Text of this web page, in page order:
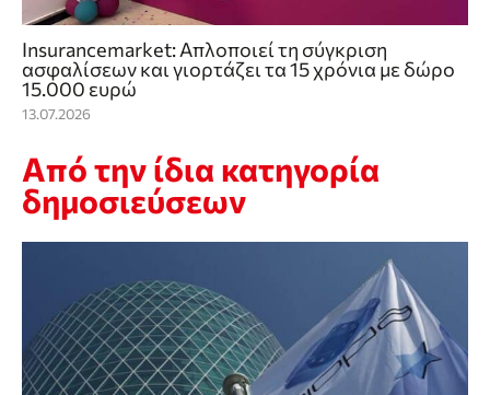
Insurancemarket: Απλοποιεί τη σύγκριση
ασφαλίσεων και γιορτάζει τα 15 χρόνια με δώρο
15.000 ευρώ
13.07.2026
Από την ίδια κατηγορία
δημοσιεύσεων